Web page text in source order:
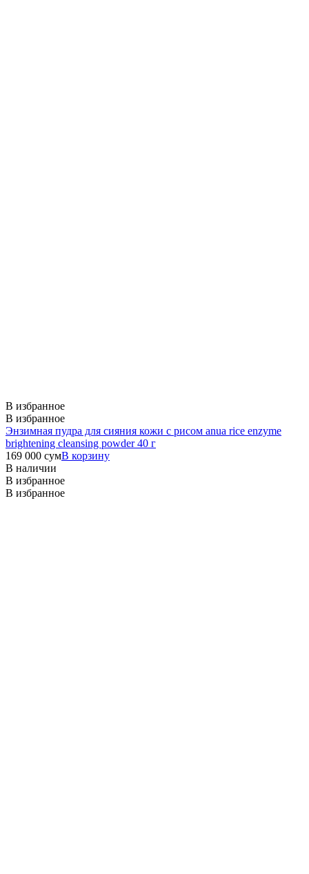
В избранное
В избранное
Энзимная пудра для сияния кожи с рисом anua rice enzyme
brightening cleansing powder 40 г
169 000 сумВ корзину
В наличии
В избранное
В избранное